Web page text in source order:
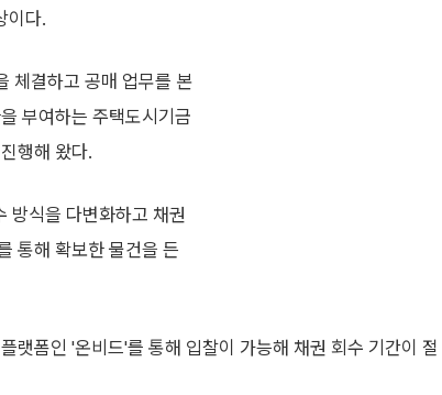
이다.
체결하고 공매 업무를 본
부여하는 주택도시기금
행해 왔다.
방식을 다변화하고 채권
통해 확보한 물건을 든
랫폼인 '온비드'를 통해 입찰이 가능해 채권 회수 기간이 절